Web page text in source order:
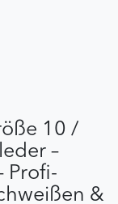
10 /
–
Profi-
&